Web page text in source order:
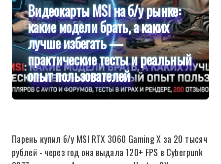
Видеокарты MSI на б/у рынке:
какие модели брать, а каких
лучше избегать —
практические тесты и реальный
опыт пользователей
Парень купил б/у MSI RTX 3060 Gaming X за 20 тысяч
рублей - через год она выдала 120+ FPS в Cyberpunk